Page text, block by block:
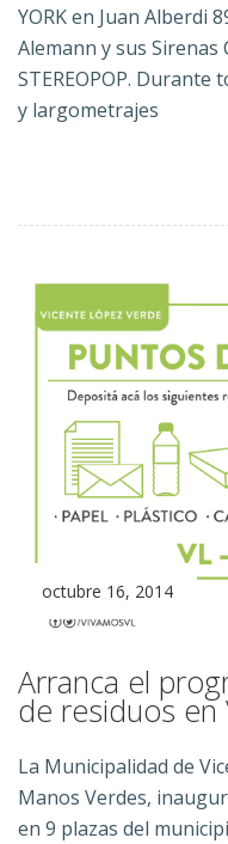
YORK en Juan Alberdi
Alemann y sus
STEREOPOP.
y largometrajes
octubre 16, 2014
Arranca el
de residuos en
La Municipalidad de
Manos Verdes,
en 9 plazas del